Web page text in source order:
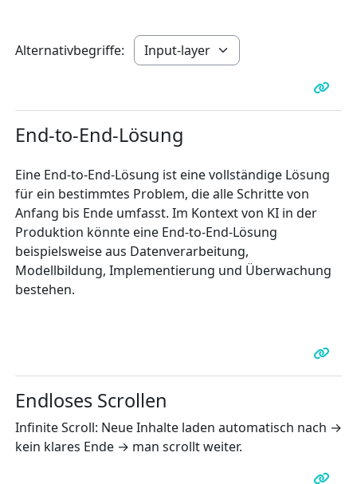
Alternativbegriffe:
End-to-End-Lösung
Eine End-to-End-Lösung ist eine vollständige Lösung
für ein bestimmtes Problem, die alle Schritte von
Anfang bis Ende umfasst. Im Kontext von KI in der
Produktion könnte eine End-to-End-Lösung
beispielsweise aus Datenverarbeitung,
Modellbildung, Implementierung und Überwachung
bestehen.
Endloses Scrollen
Infinite Scroll: Neue Inhalte laden automatisch nach →
kein klares Ende → man scrollt weiter.